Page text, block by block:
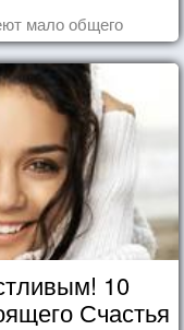
мало общего
10
Счастья